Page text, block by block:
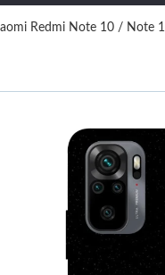
Redmi Note 10 / Note